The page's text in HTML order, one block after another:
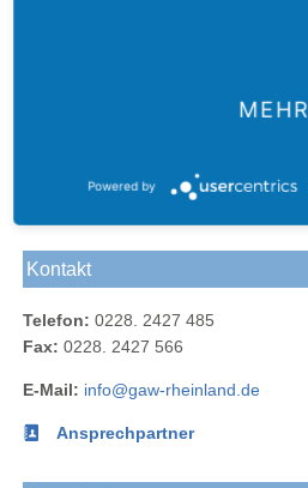
Werk
Blog
Gustav-
Adolf-
Werk
bei
Adolf-
Werk
bei
Kontakt
Telefon: 0228. 2427 485
Fax: 0228. 2427 566
E-Mail: info@gaw-rheinland.de
Ansprechpartner
MEHR
Powered by